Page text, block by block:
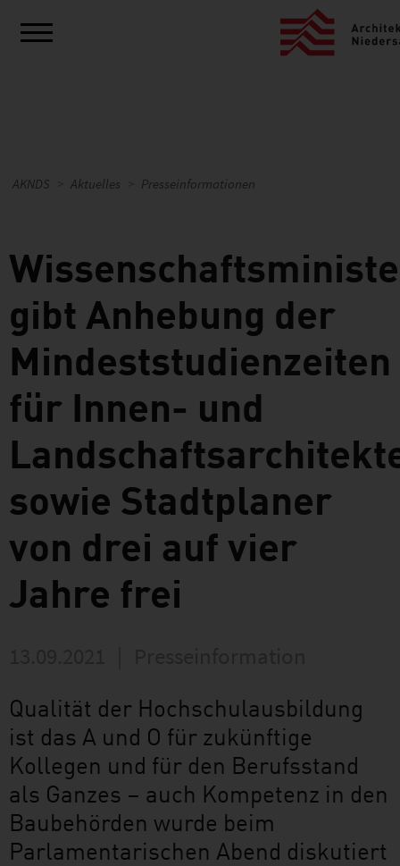
AKNDS Aktuelles Presseinformationen
gibt Anhebung der
Mindeststudienzeiten
für Innen- und
sowie Stadtplaner
von drei auf vier
Jahre frei
Qualität der Hochschulausbildung
ist das A und O für zukünftige
Kollegen und für den Berufsstand
als Ganzes – auch Kompetenz in den
Baubehörden wurde beim
Parlamentarischen Abend diskutiert